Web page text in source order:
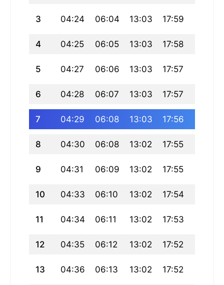
3 04:24 06:04 13:03 17:59
4 04:25 06:05 13:03 17:58
5 04:27 06:06 13:03 17:57
6 04:28 06:07 13:03 17:57
7 04:29 06:08 13:03 17:56
8 04:30 06:08 13:02 17:55
9 04:31 06:09 13:02 17:55
10 04:33 06:10 13:02 17:54
11 04:34 06:11 13:02 17:53
12 04:35 06:12 13:02 17:52
13 04:36 06:13 13:02 17:52